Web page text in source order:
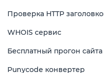
Проверка HTTP
WHOIS сервис
Бесплатный прогон сайта
Punycode конвертер